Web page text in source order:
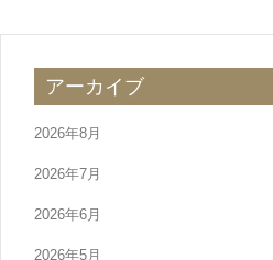
アーカイブ
2026年8月
2026年7月
2026年6月
2026年5月